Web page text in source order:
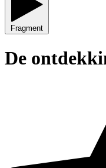
Fragment
De